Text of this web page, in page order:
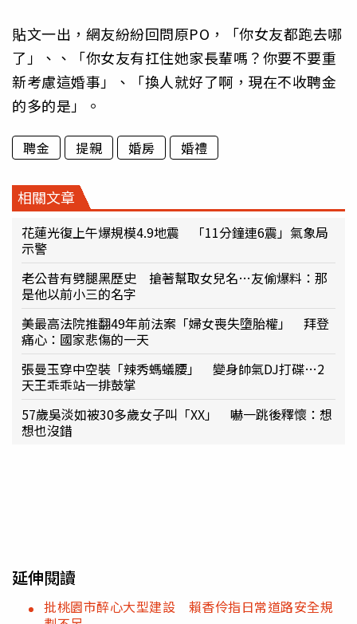
貼文一出，網友紛紛回問原PO，「你女友都跑去哪
了」、、「你女友有扛住她家長輩嗎？你要不要重
新考慮這婚事」、「換人就好了啊，現在不收聘金
的多的是」。
聘金 提親 婚房 婚禮
相關文章
花蓮光復上午爆規模4.9地震 「11分鐘連6震」氣象局
示警
老公昔有劈腿黑歷史 搶著幫取女兒名…友偷爆料：那
是他以前小三的名字
美最高法院推翻49年前法案「婦女喪失墮胎權」 拜登
痛心：國家悲傷的一天
張曼玉穿中空裝「辣秀螞蟻腰」 變身帥氣DJ打碟…2
天王乖乖站一排鼓掌
57歲吳淡如被30多歲女子叫「XX」 嚇一跳後釋懷：想
想也沒錯
延伸閱讀
批桃園市醉心大型建設 賴香伶指日常道路安全規